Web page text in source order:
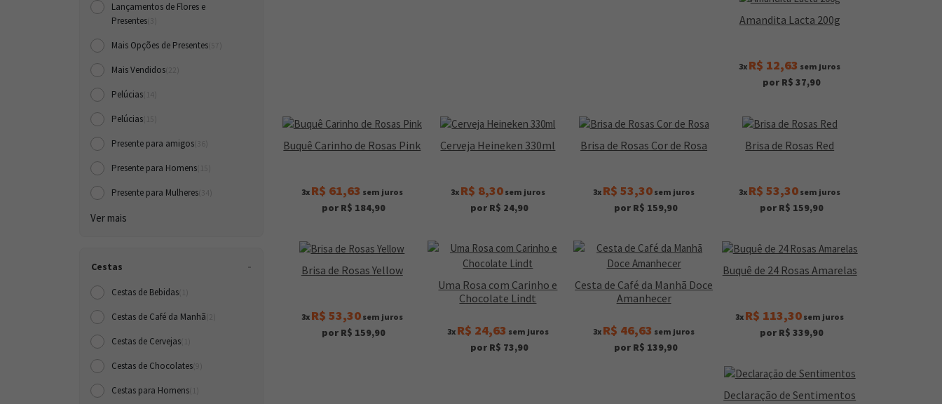
Lançamentos de Flores e
Presentes
Mais Opções de Presentes
Mais Vendidos
Pelúcias
Pelúcias
Presente para amigos
Presente para Homens
Presente para Mulheres
Ver mais
Cestas
Cestas de Bebidas
Cestas de Café da Manh
Cestas de Cervejas
Cestas de Chocolates
Cestas para Homens
Amandita Lacta 200g
3x R$ 12,63 sem juros
por R$ 37,90
Buquê Carinho de Rosas Pink
3x R$ 61,63 sem juros
por R$ 184,90
Cerveja Heineken 330ml
3x R$ 8,30sem juros
por R$ 24,90
Brisa de Rosas Cor de Rosa
3x R$ 53,30 sem juros
por R$ 159,90
Brisa de Rosas Red
3x R$ 53,30 sem juros
por R$ 159,90
Brisa de Rosas Yellow
3x R$ 53,30sem juros
por R$ 159,90
Uma Rosa com Carinho e
Chocolate Lindt
3x R$ 24,63 sem juros
por R$ 73,90
Cesta de Café da Manhã Doce
Amanhecer
3x R$ 46,63 sem juros
por R$ 139,90
Buquê de 24 Rosas Amarelas
3x R$ 113,30 sem juros
por R$ 339,90
Declaração de Sentimentos